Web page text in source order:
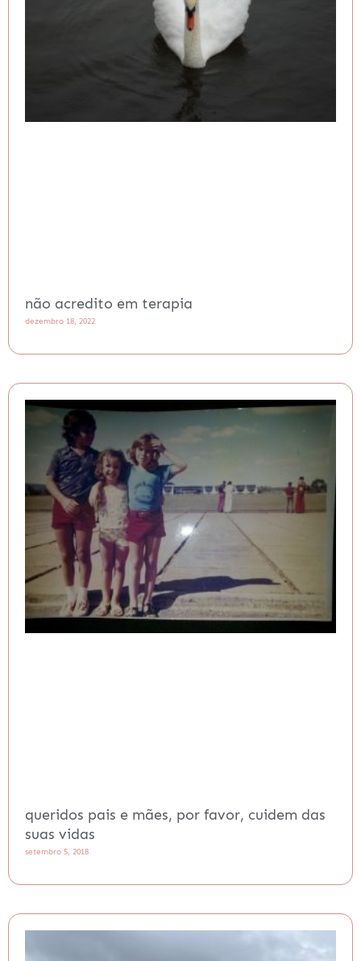
não acredito em terapia
dezembro 18, 2022
queridos pais e mães, por favor, cuidem das
suas vidas
setembro 5, 2018